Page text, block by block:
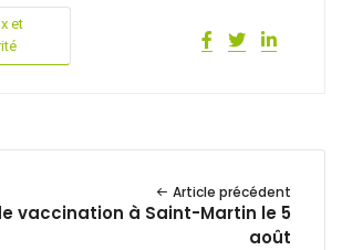
et
Article précédent
vaccination à Saint-Martin le 5
août